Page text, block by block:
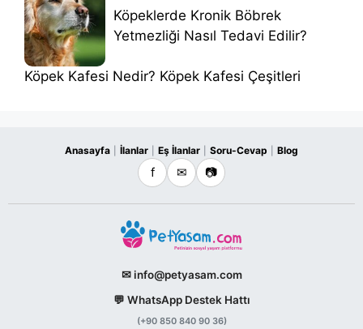
Köpeklerde Kronik Böbrek
Yetmezliği Nasıl Tedavi Edilir?
Köpek Kafesi Nedir? Köpek Kafesi Çeşitleri
Anasayfa İlanlar Eş İlanlar Soru-Cevap Blog
f ✉ 📷
✉ info@petyasam.com
💬 WhatsApp Destek Hattı
(+90 850 840 90 36)